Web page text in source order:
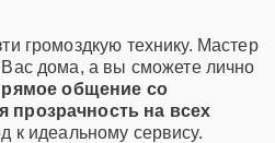
громоздкую технику. Мастер
дома, а вы сможете лично
общение со
прозрачность на всех
идеальному сервису.